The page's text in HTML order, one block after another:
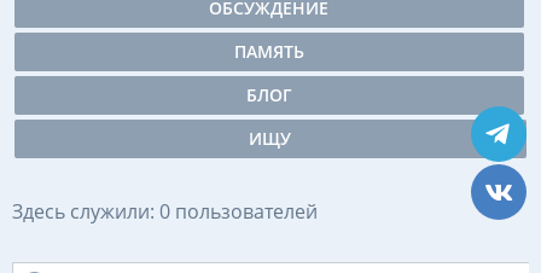
ОБСУЖДЕНИЕ
ПАМЯТЬ
БЛОГ
ИЩУ
Здесь служили: 0 пользователей